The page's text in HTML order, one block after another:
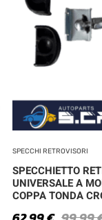
SPECCHI RETROVISORI
SPECCHIETTO
UNIVERSALE A
COPPA TONDA